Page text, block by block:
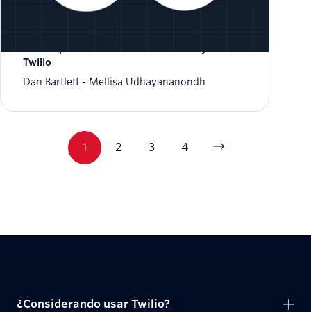
Twilio
Dan Bartlett
Mellisa Udhayananondh
1 2 3 4
¿Considerando usar Twilio?